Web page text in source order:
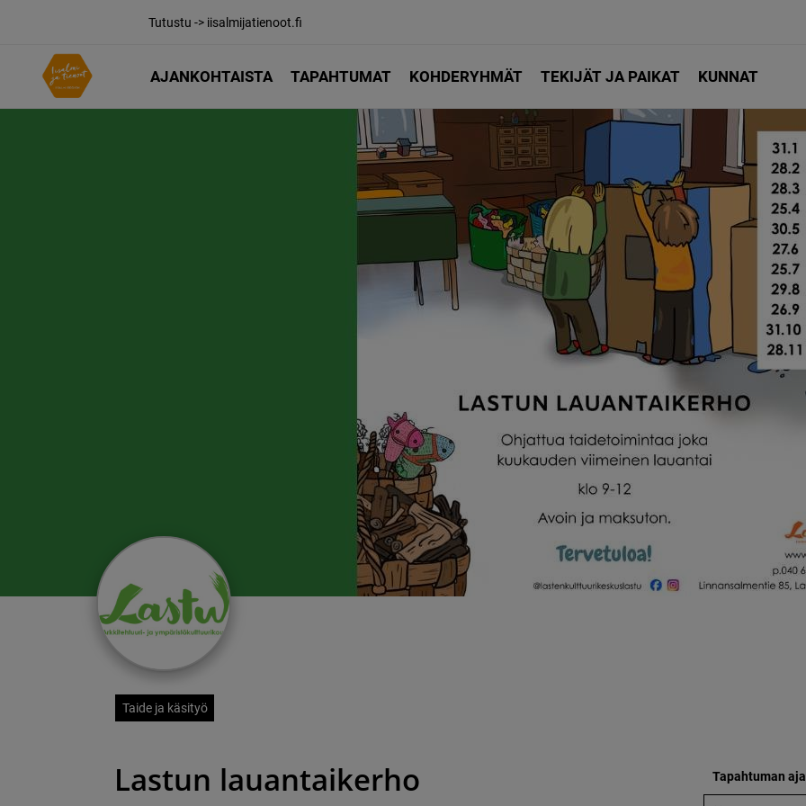
Tutustu -> iisalmijatienoot.fi
AJANKOHTAISTA TAPAHTUMAT KOHDERYHMÄT TEKIJÄT JA PAIKAT KUNNAT
Taide ja käsityö
Lastun lauantaikerho Tapahtuman